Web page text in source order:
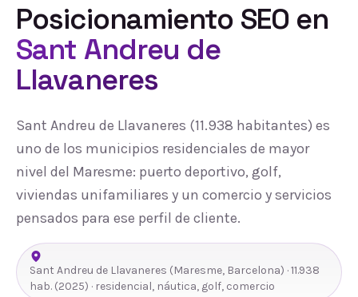
Posicionamiento SEOen
Sant Andreu de
Llavaneres
Sant Andreu de Llavaneres (11.938 habitantes) es
uno de los municipios residenciales de mayor
nivel del Maresme: puerto deportivo, golf,
viviendas unifamiliares y un comercio y servicios
pensados para ese perfil de cliente.
Sant Andreu de Llavaneres (Maresme, Barcelona) ·11.938
hab. (2025) · residencial, náutica, golf, comercio